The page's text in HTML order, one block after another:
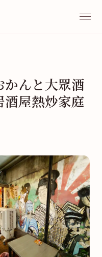
かんと大眾酒
酒屋熱炒家庭